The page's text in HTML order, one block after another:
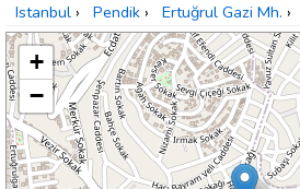
Istanbul › Pendik › Ertuğrul Gazi Mh. ›
+
−